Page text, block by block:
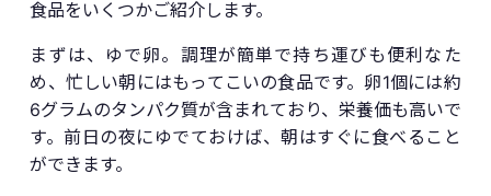
食品をいくつかご紹介します。
まずは、ゆで卵。調理が簡単で持ち運びも便利なた
め、忙しい朝にはもってこいの食品です。卵1個には約
6グラムのタンパク質が含まれており、栄養価も高いで
す。前日の夜にゆでておけば、朝はすぐに食べること
ができます。